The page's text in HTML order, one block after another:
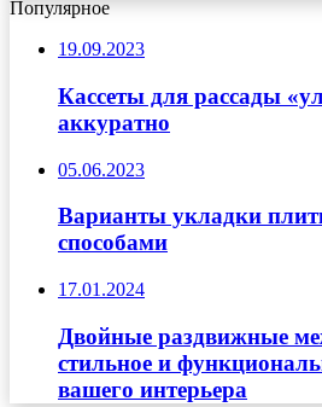
Популярное
19.09.2023
Кассеты для рассады
аккуратно
05.06.2023
Варианты укладки
способами
17.01.2024
Двойные раздвижные
стильное и
вашего интерьера